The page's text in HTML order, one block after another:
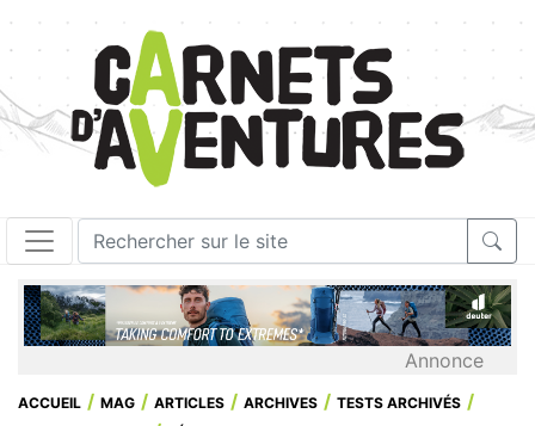
Annonce
ACCUEIL MAG ARTICLES ARCHIVES
TESTS ARCHIVÉS